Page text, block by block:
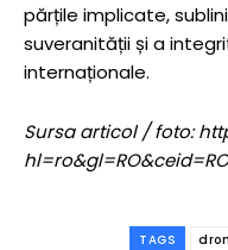
părțile implicate,
suveranității și a
internaționale.
Sursa articol / foto:
TAGS